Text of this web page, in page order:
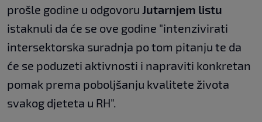
prošle godine u odgovoru Jutarnjem listu
istaknuli da će se ove godine "intenzivirati
intersektorska suradnja po tom pitanju te da
će se poduzeti aktivnosti i napraviti konkretan
pomak prema poboljšanju kvalitete života
svakog djeteta u RH".